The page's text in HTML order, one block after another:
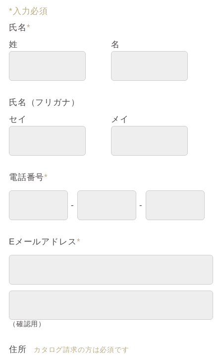
*入力必須
氏名*
姓
名
氏名（フリガナ）
セイ
メイ
電話番号*
- -
Eメールアドレス*
（確認用）
住所 カタログ請求の方は必須です